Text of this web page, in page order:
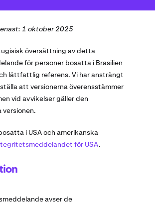
1 oktober 2025
översättning av detta
för personer bosatta i Brasilien
lättfattlig referens. Vi har ansträngt
att versionerna överensstämmer
vid avvikelser gäller den
i USA och amerikanska
för USA.
avser de